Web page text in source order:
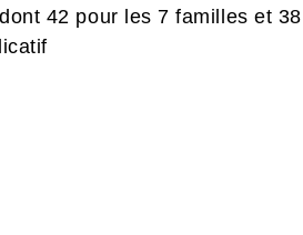
42 pour les 7 familles et